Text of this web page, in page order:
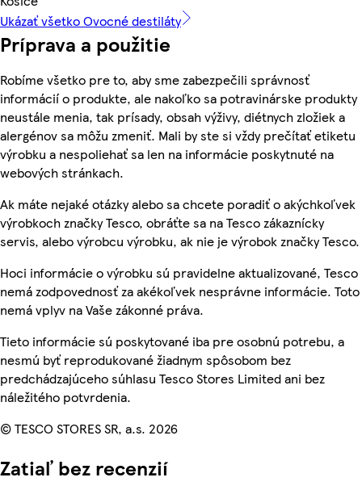
Ukázať všetko Ovocné destiláty
Príprava a použitie
Robíme všetko pre to, aby sme zabezpečili správnosť
informácií o produkte, ale nakoľko sa potravinárske produkty
neustále menia, tak prísady, obsah výživy, diétnych zložiek a
alergénov sa môžu zmeniť. Mali by ste si vždy prečítať etiketu
výrobku a nespoliehať sa len na informácie poskytnuté na
webových stránkach.
Ak máte nejaké otázky alebo sa chcete poradiť o akýchkoľvek
výrobkoch značky Tesco, obráťte sa na Tesco zákaznícky
servis, alebo výrobcu výrobku, ak nie je výrobok značky Tesco.
Hoci informácie o výrobku sú pravidelne aktualizované, Tesco
nemá zodpovednosť za akékoľvek nesprávne informácie. Toto
nemá vplyv na Vaše zákonné práva.
Tieto informácie sú poskytované iba pre osobnú potrebu, a
nesmú byť reprodukované žiadnym spôsobom bez
predchádzajúceho súhlasu Tesco Stores Limited ani bez
náležitého potvrdenia.
© TESCO STORES SR, a.s. 2026
Zatiaľ bez recenzií